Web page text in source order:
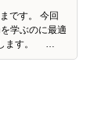
です。 今回
学ぶのに最適
ます。 …